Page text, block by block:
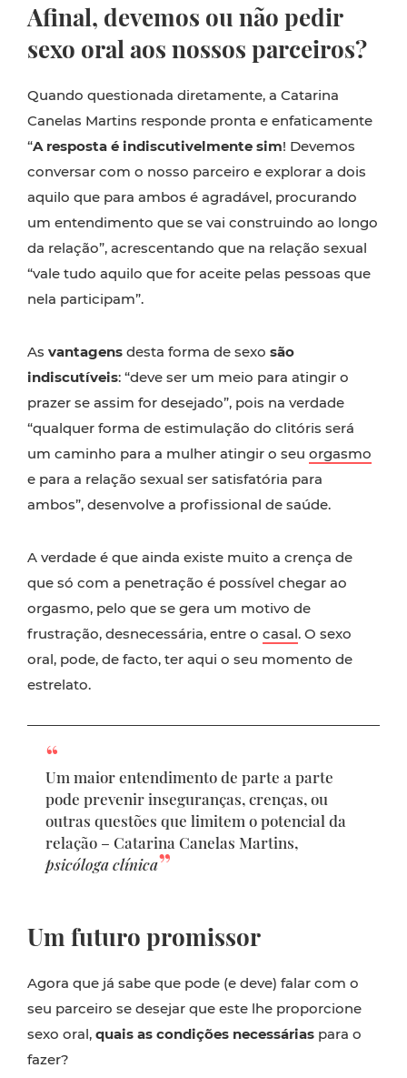
Afinal, devemos ou não pedir
sexo oral aos nossos parceiros?
Quando questionada diretamente, a Catarina
Canelas Martins responde pronta e enfaticamente
“A resposta é indiscutivelmente sim! Devemos
conversar com o nosso parceiro e explorar a dois
aquilo que para ambos é agradável, procurando
um entendimento que se vai construindo ao longo
da relação”, acrescentando que na relação sexual
“vale tudo aquilo que for aceite pelas pessoas que
nela participam”.
As vantagens desta forma de sexo são
indiscutíveis: “deve ser um meio para atingir o
prazer se assim for desejado”, pois na verdade
“qualquer forma de estimulação do clitóris será
um caminho para a mulher atingir o seu orgasmo
e para a relação sexual ser satisfatória para
ambos”, desenvolve a profissional de saúde.
A verdade é que ainda existe muito a crença de
que só com a penetração é possível chegar ao
orgasmo, pelo que se gera um motivo de
frustração, desnecessária, entre o casal. O sexo
oral, pode, de facto, ter aqui o seu momento de
estrelato.
Um maior entendimento de parte a parte
pode prevenir inseguranças, crenças, ou
outras questões que limitem o potencial da
relação – Catarina Canelas Martins,
psicóloga clínica
Um futuro promissor
Agora que já sabe que pode (e deve) falar com o
seu parceiro se desejar que este lhe proporcione
sexo oral, quais as condições necessárias para o
fazer?